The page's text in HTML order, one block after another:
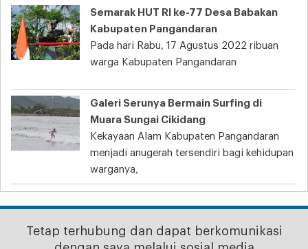
Semarak HUT RI ke-77 Desa Babakan
Kabupaten Pangandaran
Pada hari Rabu, 17 Agustus 2022 ribuan
warga Kabupaten Pangandaran
Galeri Serunya Bermain Surfing di
Muara Sungai Cikidang
Kekayaan Alam Kabupaten Pangandaran
menjadi anugerah tersendiri bagi kehidupan
warganya,
Tetap terhubung dan dapat berkomunikasi